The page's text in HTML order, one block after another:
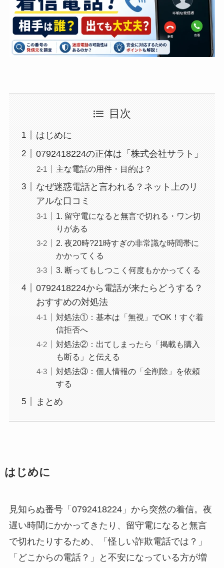
目次
はじめに
0792418224の正体は「株式会社サラト」
主な電話の用件・目的は？
なぜ迷惑電話と言われる？ネット上のリ
アルな口コミ
1. 留守電になると無言で切れる・ワン切
りがある
2. 夜20時?21時すぎの非常識な時間帯に
かかってくる
3. 断ってもしつこく何度もかかってくる
0792418224から電話が来たらどうする？
おすすめの対処法
対処法①：基本は「無視」でOK！すぐ着
信拒否へ
対処法②：出てしまったら「掲載も購入
も断る」と伝える
対処法③：個人情報の「全削除」を依頼
する
まとめ
はじめに
見知らぬ番号「0792418224」から突然の着信。夜
遅い時間にかかってきたり、留守電になると無言
で切れたりするため、「怪しい詐欺電話では？」
「どこからの電話？」と不安になっている方が増